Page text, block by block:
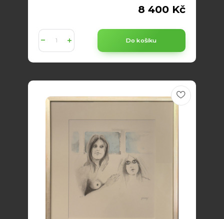
8 400 Kč
Do košíku